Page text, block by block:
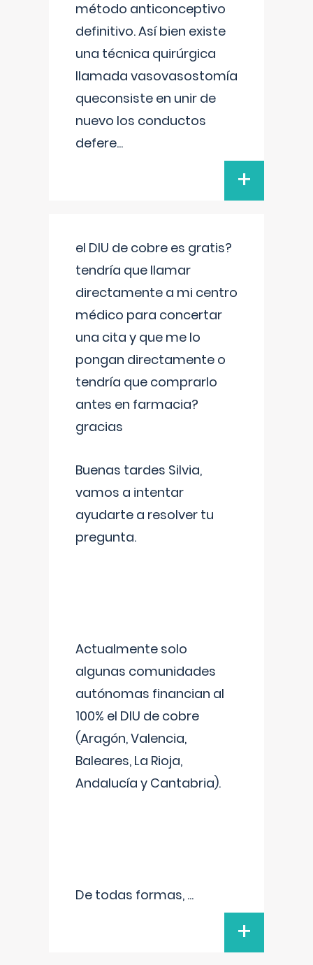
método anticonceptivo
definitivo. Así bien existe
una técnica quirúrgica
llamada vasovasostomía
queconsiste en unir de
nuevo los conductos
defere...
+
el DIU de cobre es gratis?
tendría que llamar
directamente a mi centro
médico para concertar
una cita y que me lo
pongan directamente o
tendría que comprarlo
antes en farmacia?
gracias
Buenas tardes Silvia,
vamos a intentar
ayudarte a resolver tu
pregunta.
Actualmente solo
algunas comunidades
autónomas financian al
100% el DIU de cobre
(Aragón, Valencia,
Baleares, La Rioja,
Andalucía y Cantabria).
De todas formas, ...
+